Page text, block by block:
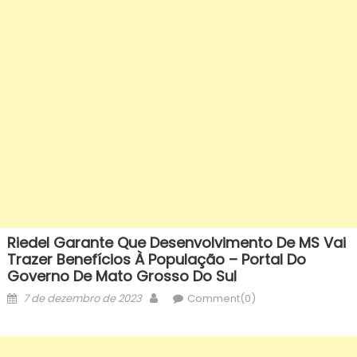
Riedel Garante Que Desenvolvimento De MS Vai
Trazer Benefícios À População – Portal Do
Governo De Mato Grosso Do Sul
Posted
7 de dezembro de 2023 AuthorComment(0)